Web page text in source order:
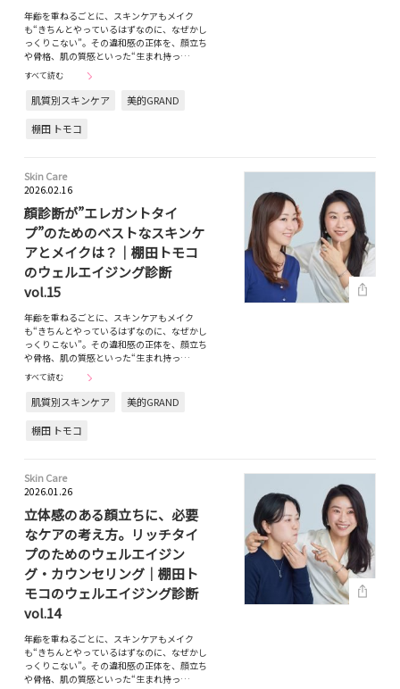
年齢を重ねるごとに、スキンケアもメイク
も“きちんとやっているはずなのに、なぜかし
っくりこない”。その違和感の正体を、顔立ち
や骨格、肌の質感といった“生まれ持っ…
すべて読む
肌質別スキンケア
美的GRAND
棚田 トモコ
Skin Care
2026.02.16
顔診断が”エレガントタイ
プ”のためのベストなスキンケ
アとメイクは？｜棚田トモコ
のウェルエイジング診断
vol.15
年齢を重ねるごとに、スキンケアもメイク
も“きちんとやっているはずなのに、なぜかし
っくりこない”。その違和感の正体を、顔立ち
や骨格、肌の質感といった“生まれ持っ…
すべて読む
肌質別スキンケア
美的GRAND
棚田 トモコ
Skin Care
2026.01.26
立体感のある顔立ちに、必要
なケアの考え方。リッチタイ
プのためのウェルエイジン
グ・カウンセリング｜棚田ト
モコのウェルエイジング診断
vol.14
年齢を重ねるごとに、スキンケアもメイク
も“きちんとやっているはずなのに、なぜかし
っくりこない”。その違和感の正体を、顔立ち
や骨格、肌の質感といった“生まれ持っ…